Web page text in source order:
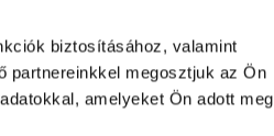
biztosításához, valamint
partnereinkkel megosztjuk az Ön
amelyeket Ön adott meg
16:40
+ Több
16:40
+ Több